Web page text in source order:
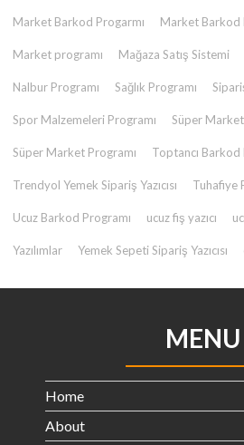
Market Barkod Progarmı Market Barkod
Market programı Mağaza Satış Sistemi
Nalbur Programı Sağlık Programı
Spor Malzemeleri Programı Süper
Süper Market Programı Toptancı Barkod
Trendyol Yemek Sipariş Yazıcısı Tuhafiye
Ucuz Barkod Programı ucuz fiş yazıcı
Yazılımlar Yemek Sepeti Sipariş Yazıcısı
MENU
Home
About